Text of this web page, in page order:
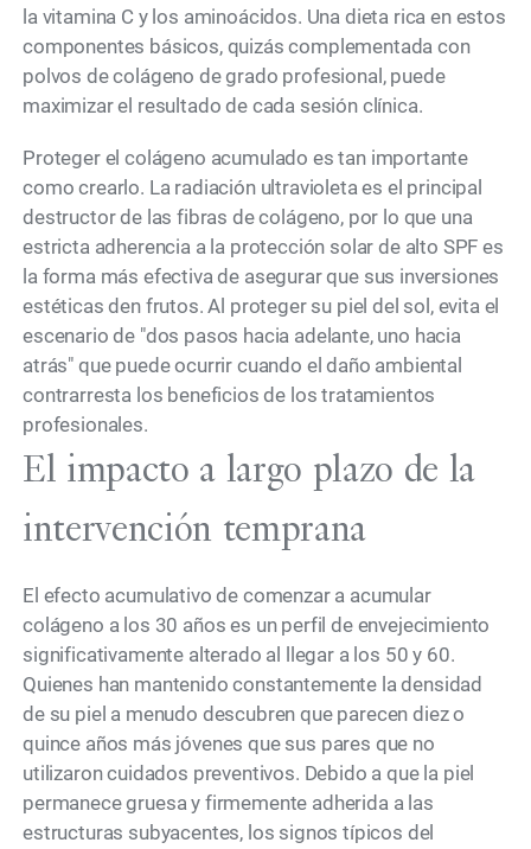
la vitamina C y los aminoácidos. Una dieta rica en estos
componentes básicos, quizás complementada con
polvos de colágeno de grado profesional, puede
maximizar el resultado de cada sesión clínica.
Proteger el colágeno acumulado es tan importante
como crearlo. La radiación ultravioleta es el principal
destructor de las fibras de colágeno, por lo que una
estricta adherencia a la protección solar de alto SPF es
la forma más efectiva de asegurar que sus inversiones
estéticas den frutos. Al proteger su piel del sol, evita el
escenario de "dos pasos hacia adelante, uno hacia
atrás" que puede ocurrir cuando el daño ambiental
contrarresta los beneficios de los tratamientos
profesionales.
El impacto a largo plazo de la
intervención temprana
El efecto acumulativo de comenzar a acumular
colágeno a los 30 años es un perfil de envejecimiento
significativamente alterado al llegar a los 50 y 60.
Quienes han mantenido constantemente la densidad
de su piel a menudo descubren que parecen diez o
quince años más jóvenes que sus pares que no
utilizaron cuidados preventivos. Debido a que la piel
permanece gruesa y firmemente adherida a las
estructuras subyacentes, los signos típicos del